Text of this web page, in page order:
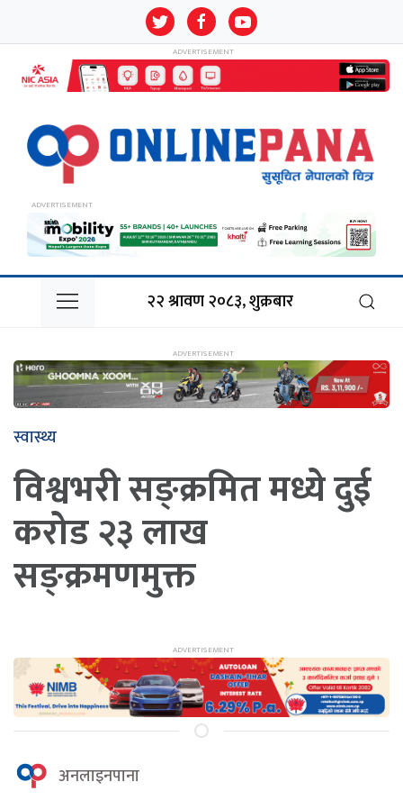
२२ श्रावण २०८३, शुक्रबार
स्वास्थ्य
विश्वभरी सङ्क्रमित मध्ये दुई
करोड २३ लाख
सङ्क्रमणमुक्त
अनलाइनपाना